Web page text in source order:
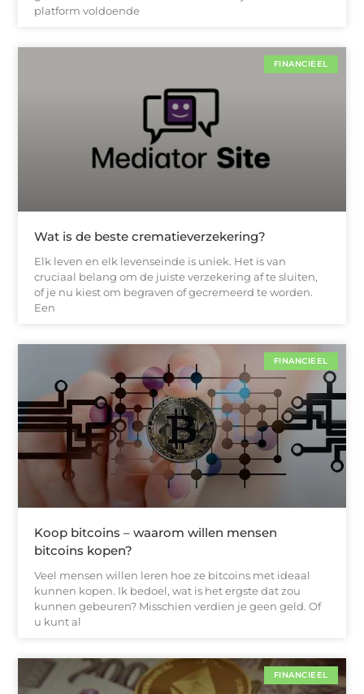
platform voldoende
FINANCIEEL
Wat is de beste crematieverzekering?
Elk leven en elk levenseinde is uniek. Het is van
cruciaal belang om de juiste verzekering af te sluiten,
of je nu kiest om begraven of gecremeerd te worden.
Een
FINANCIEEL
Koop bitcoins – waarom willen mensen
bitcoins kopen?
Veel mensen willen leren hoe ze bitcoins met ideaal
kunnen kopen. Ik bedoel, wat is het ergste dat zou
kunnen gebeuren? Misschien verdien je geen geld. Of
u kunt al
FINANCIEEL